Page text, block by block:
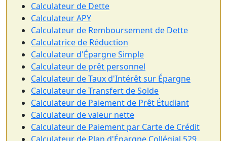
Calculateur de Dette
Calculateur APY
Calculateur de Remboursement de Dette
Calculatrice de Réduction
Calculateur d'Épargne Simple
Calculateur de prêt personnel
Calculateur de Taux d'Intérêt sur Épargne
Calculateur de Transfert de Solde
Calculateur de Paiement de Prêt Étudiant
Calculateur de valeur nette
Calculateur de Paiement par Carte de Crédit